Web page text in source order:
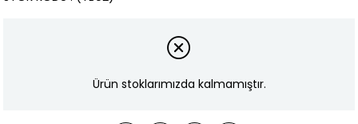
Ürün stoklarımızda kalmamıştır.